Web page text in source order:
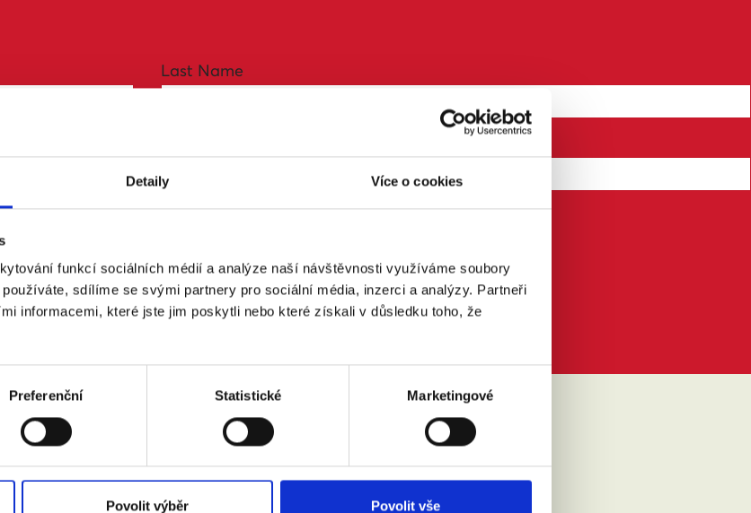
Detaily Více o cookies
funkcí sociálních médií a analýze naší návštěvnosti využíváme soubory
sdílíme se svými partnery pro sociální média, inzerci a analýzy. Partneři
informacemi, které jste jim poskytli nebo které získali v důsledku toho, že
Preferenční Statistické Marketingové
Povolit výběr Povolit vše
Last Name
O MANŽELSTVÍ NIC NEUNIKLO